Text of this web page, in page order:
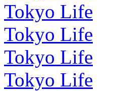
Tokyo Life
Tokyo Life
Tokyo Life
Tokyo Life